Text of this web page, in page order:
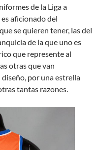
de la Liga a
aficionado del
se quieren tener, las del
de la que uno es
que represente al
otras que van
por una estrella
tantas razones.